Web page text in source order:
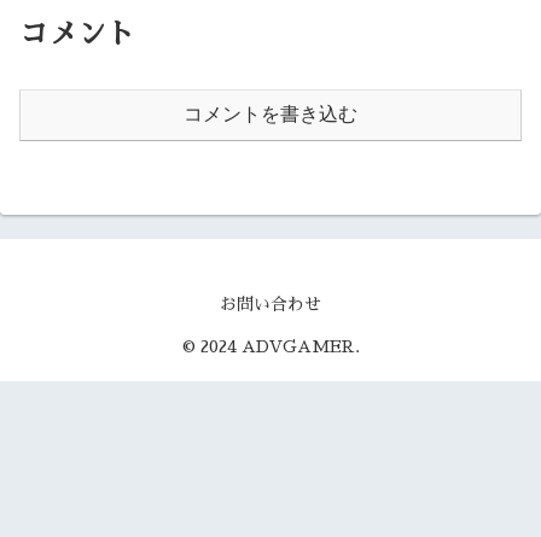
コメント
コメントを書き込む
お問い合わせ
© 2024 ADVGAMER.